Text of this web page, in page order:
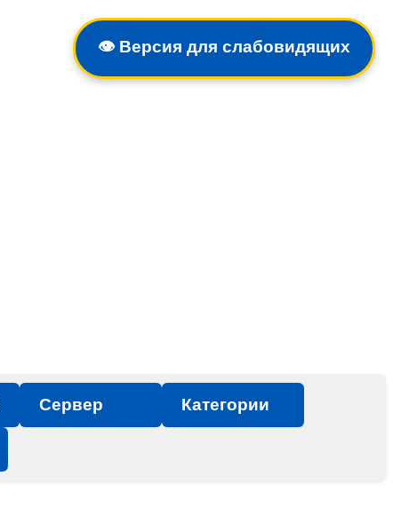
👁️ Версия для слабовидящих
Сервер Категории